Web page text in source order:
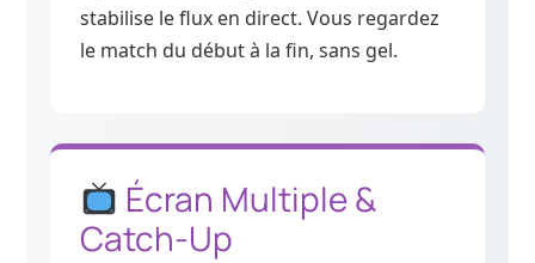
stabilise le flux en direct. Vous regardez
le match du début à la fin, sans gel.
Écran Multiple &
Catch-Up